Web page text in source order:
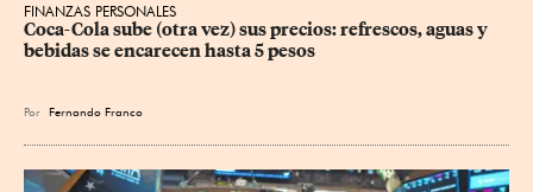
FINANZAS PERSONALES
Coca-Cola sube (otra vez) sus precios: refrescos, aguas y
bebidas se encarecen hasta 5 pesos
Por Fernando Franco